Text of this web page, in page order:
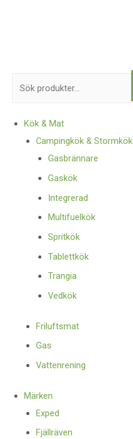
Kök & Mat
Campingkök & Stormkök
Gasbrännare
Gaskök
Integrerad
Multifuelkök
Spritkök
Tablettkök
Trangia
Vedkök
Friluftsmat
Gas
Vattenrening
Märken
Exped
Fjällräven